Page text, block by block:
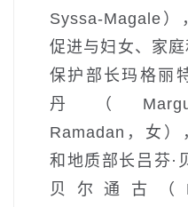
Syssa-Magale）
促进与妇女、家
保护部长玛格丽
丹（
Ramadan，女）
和地质部长吕芬·
贝尔通古（